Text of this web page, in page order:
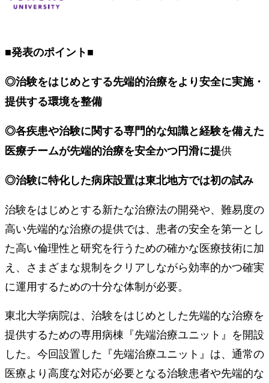
■発表のポイント■
◎治験をはじめとする先端的治療をより安全に実施・
提供する環境を整備
◎各疾患や治験に関する専門的な知識と経験を備えた
医療チームが先端的治療を安全かつ円滑に提供
◎治験に特化した病床設置は東北地方では初の試み
治験をはじめとする新たな治療法の開発や、難易度の
高い先端的な治療の提供では、患者の安全を第一とし
た高い倫理性と研究を行うための確かな医療技術に加
え、さまざまな規制をクリアしながら効率的かつ確実
に運用するための十分な体制が必要。
東北大学病院は、治験をはじめとした先端的な治療を
提供するための専用病棟『先端治療ユニット』を開設
した。今回設置した『先端治療ユニット』は、通常の
医療より高度な対応が必要となる治験患者や先端的な